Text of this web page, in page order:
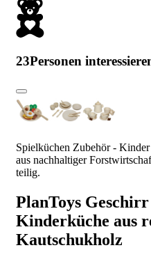
23Personen
Spielküchen Zubehör -
aus nachhaltiger
teilig.
PlanToys
Kinderküche aus
Kautschukholz